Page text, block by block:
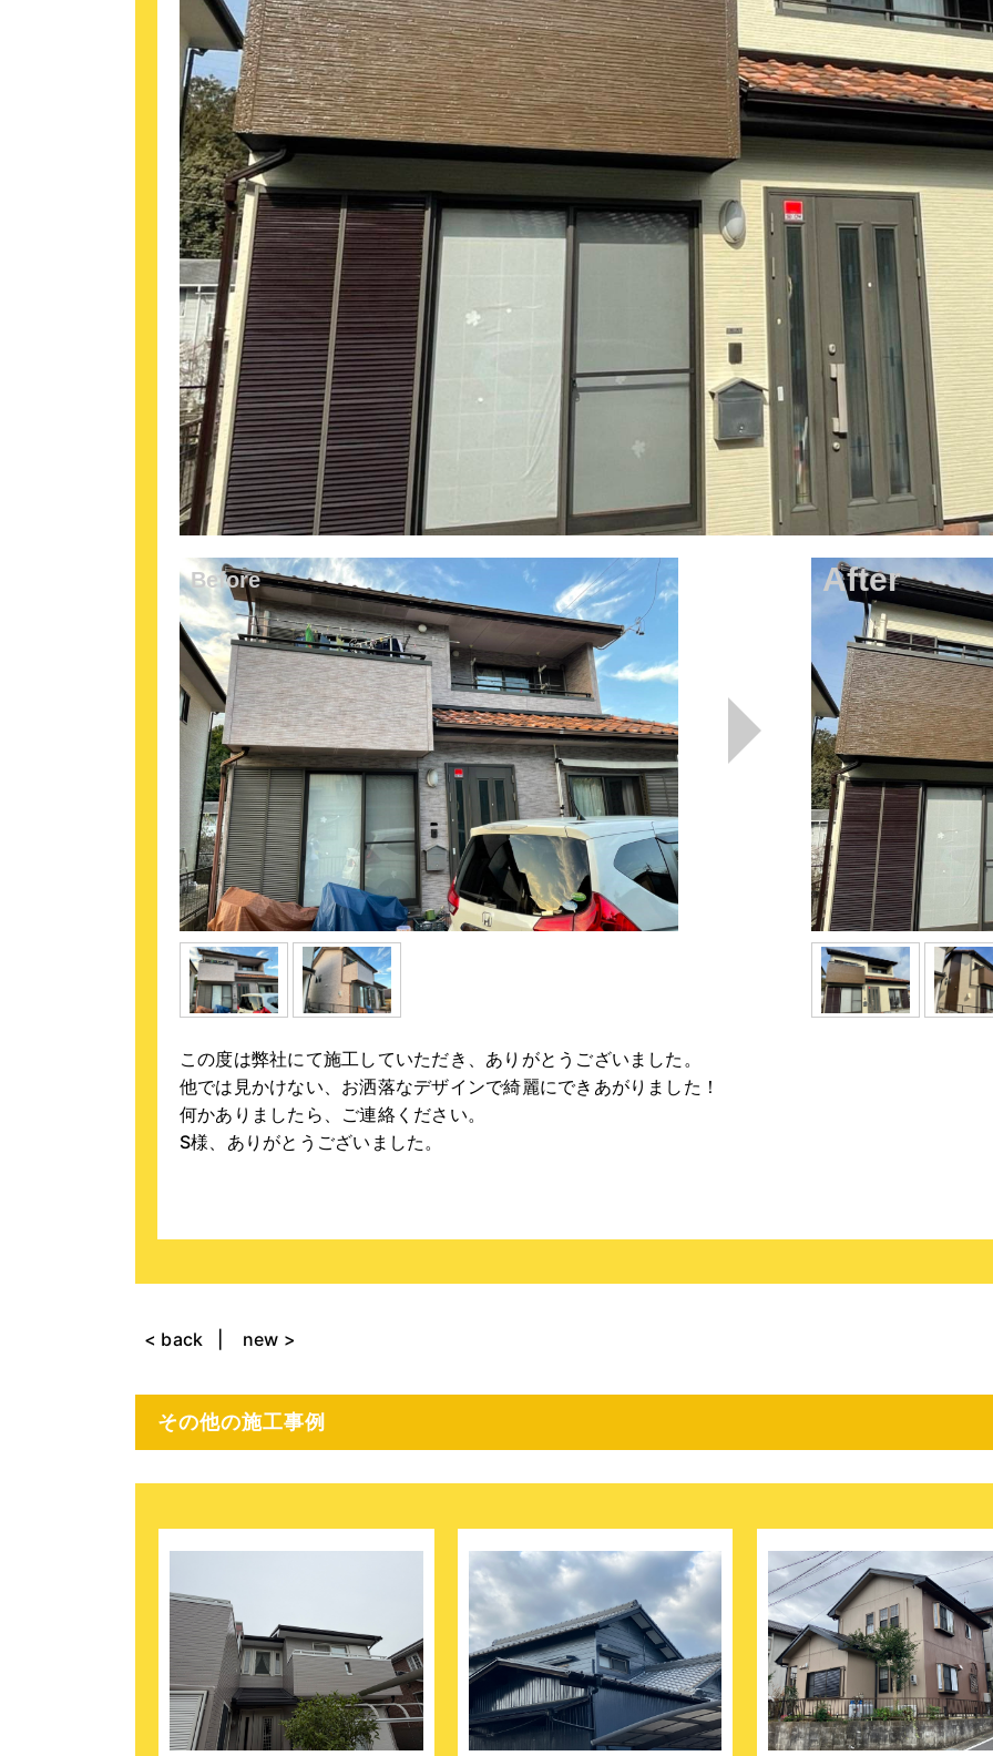
この度は弊社にて施工していただき、ありがとうございました。
他では見かけない、お洒落なデザインで綺麗にできあがりました！
何かありましたら、ご連絡ください。
S様、ありがとうございました。
< back new >
その他の施工事例